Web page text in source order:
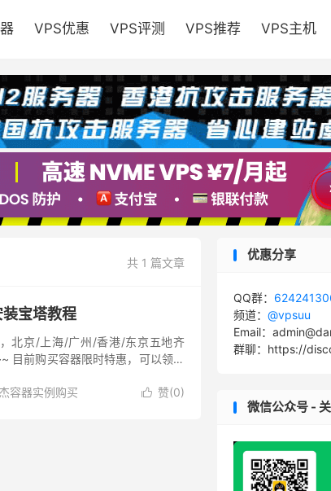
VPS优惠 VPS评测 VPS推荐 VPS主机
共 1 篇文章
宝塔教程
北京/上海/广州/香港/东京五地齐
目前购买容器限时特惠，可以领卷
 赞(0)
容器实例购买
优惠分享
QQ群：
频道： @vpsuu
Email：
群聊：https://
微信公众号 -